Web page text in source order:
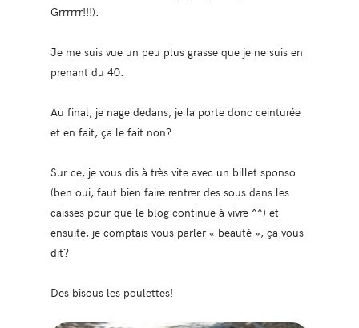
Grrrrrr!!!).
Je me suis vue un peu plus grasse que je ne suis en
prenant du 40.
Au final, je nage dedans, je la porte donc ceinturée
et en fait, ça le fait non?
Sur ce, je vous dis à très vite avec un billet sponso
(ben oui, faut bien faire rentrer des sous dans les
caisses pour que le blog continue à vivre ^^) et
ensuite, je comptais vous parler « beauté », ça vous
dit?
Des bisous les poulettes!